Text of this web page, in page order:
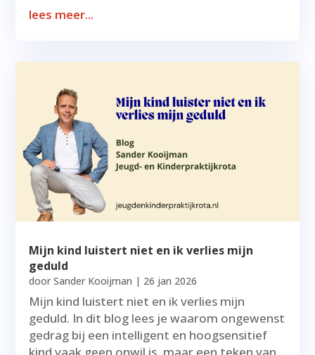
lees meer...
Mijn kind luistert niet en ik verlies mijn
geduld
doorSander Kooijman | 26 jan 2026
Mijn kind luistert niet en ik verlies mijn
geduld. In dit blog lees je waarom ongewenst
gedrag bij een intelligent en hoogsensitief